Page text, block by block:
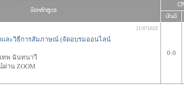
ชื่อหลักสูตร
บัญชี
และวิธีการสัมภาษณ์ (จัดอบรมออนไลน์
ทพ ฉันทนาวี
าน ZOOM
21/07102Z
0:0